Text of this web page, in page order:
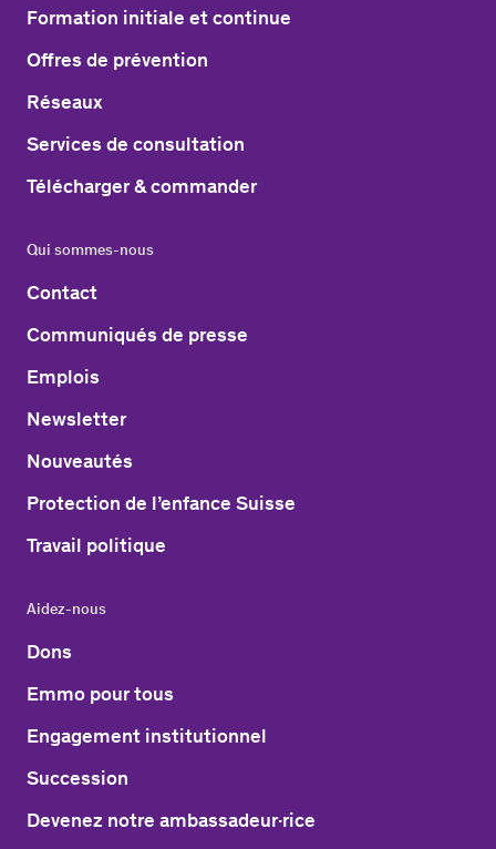
Formation initiale et continue
Offres de prévention
Réseaux
Services de consultation
Télécharger & commander
Qui sommes-nous
Contact
Communiqués de presse
Emplois
Newsletter
Nouveautés
Protection de l’enfance Suisse
Travail politique
Aidez-nous
Dons
Emmo pour tous
Engagement institutionnel
Succession
Devenez notre ambassadeur·rice